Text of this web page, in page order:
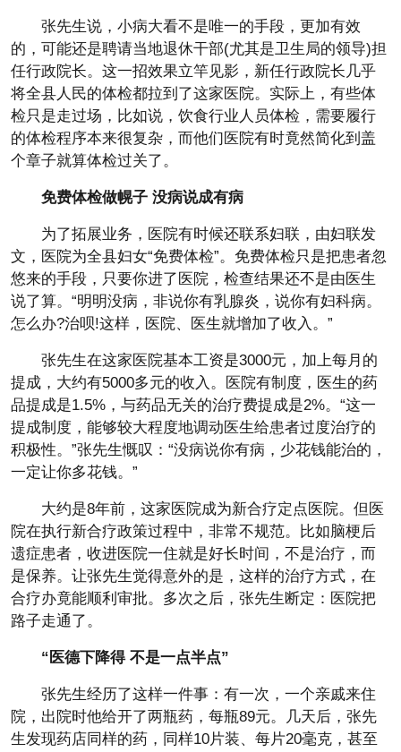
张先生说，小病大看不是唯一的手段，更加有效
的，可能还是聘请当地退休干部(尤其是卫生局的领导)担
任行政院长。这一招效果立竿见影，新任行政院长几乎
将全县人民的体检都拉到了这家医院。实际上，有些体
检只是走过场，比如说，饮食行业人员体检，需要履行
的体检程序本来很复杂，而他们医院有时竟然简化到盖
个章子就算体检过关了。
免费体检做幌子 没病说成有病
为了拓展业务，医院有时候还联系妇联，由妇联发
文，医院为全县妇女“免费体检”。免费体检只是把患者忽
悠来的手段，只要你进了医院，检查结果还不是由医生
说了算。“明明没病，非说你有乳腺炎，说你有妇科病。
怎么办?治呗!这样，医院、医生就增加了收入。”
张先生在这家医院基本工资是3000元，加上每月的
提成，大约有5000多元的收入。医院有制度，医生的药
品提成是1.5%，与药品无关的治疗费提成是2%。“这一
提成制度，能够较大程度地调动医生给患者过度治疗的
积极性。”张先生慨叹：“没病说你有病，少花钱能治的，
一定让你多花钱。”
大约是8年前，这家医院成为新合疗定点医院。但医
院在执行新合疗政策过程中，非常不规范。比如脑梗后
遗症患者，收进医院一住就是好长时间，不是治疗，而
是保养。让张先生觉得意外的是，这样的治疗方式，在
合疗办竟能顺利审批。多次之后，张先生断定：医院把
路子走通了。
“医德下降得 不是一点半点”
张先生经历了这样一件事：有一次，一个亲戚来住
院，出院时他给开了两瓶药，每瓶89元。几天后，张先
生发现药店同样的药，同样10片装、每片20毫克，甚至